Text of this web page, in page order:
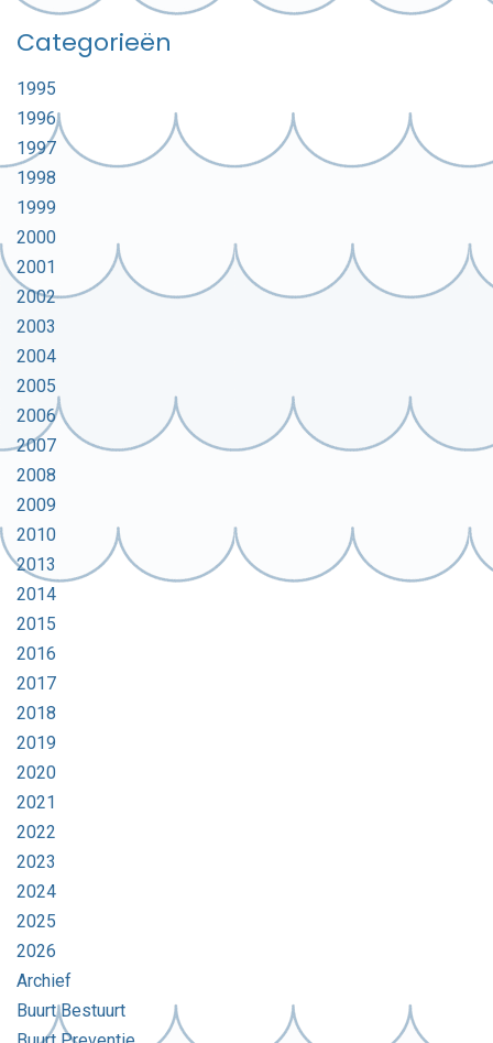
Categorieën
1995
1996
1997
1998
1999
2000
2001
2002
2003
2004
2005
2006
2007
2008
2009
2010
2013
2014
2015
2016
2017
2018
2019
2020
2021
2022
2023
2024
2025
2026
Archief
Buurt Bestuurt